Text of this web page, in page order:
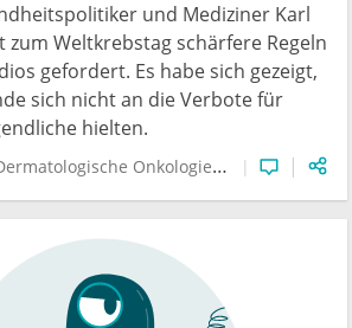
und Mediziner Karl
zum Weltkrebstag schärfere Regeln
gefordert. Es habe sich gezeigt,
sich nicht an die Verbote für
hielten.
Onkologie Hautkrebs